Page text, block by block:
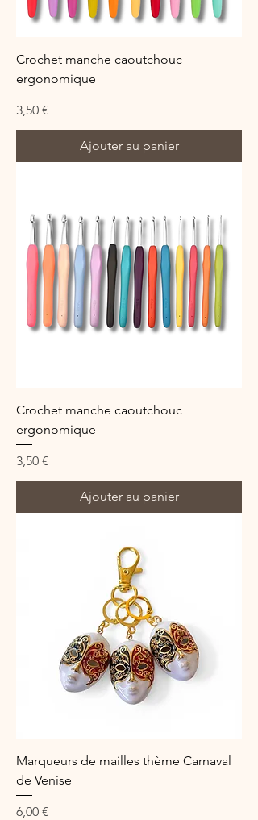
Crochet manche caoutchouc
ergonomique
Prix
3,50 €
Ajouter au panier
Crochet manche caoutchouc
ergonomique
Prix
3,50 €
Ajouter au panier
Marqueurs de mailles thème Carnaval
de Venise
Prix
6,00 €